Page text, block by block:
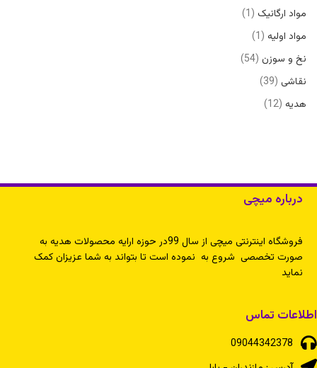
مواد ارگانیک 1
مواد اولیه 1
نخ و سوزن 54
نقاشی 39
هدیه 12
درباره میچی
فروشگاه اینترنتی میچی از سال 99در حوزه ارایه محصولات هدیه به
صورت تخصصی شروع به نموده است تا بتواند به شما عزیزان کمک
نماید
اطلاعات تماس
09044342378